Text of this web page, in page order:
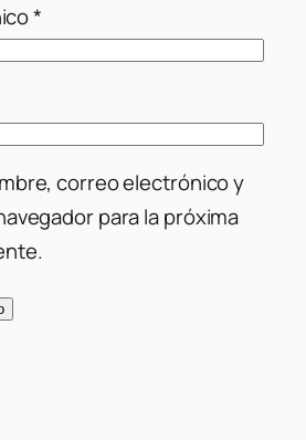
*
correo electrónico y
para la próxima